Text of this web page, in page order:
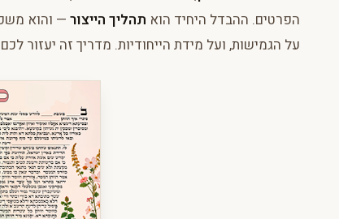
הפרטים. ההבדל היחיד הוא תהליך הייצור — והוא
על הגמישות, ועל מידת הייחודיות. מדריך זה יעזור